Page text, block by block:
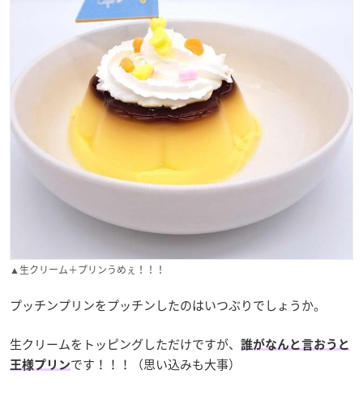
▲生クリーム＋プリンうめぇ！！！
プッチンプリンをプッチンしたのはいつぶりでしょうか。
生クリームをトッピングしただけですが、
誰がなんと言おうと
王様プリンです！！！（思い込みも大事）